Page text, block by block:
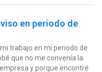
en periodo de
trabajo en mi periodo de
que no me convenía la
y porque encontré